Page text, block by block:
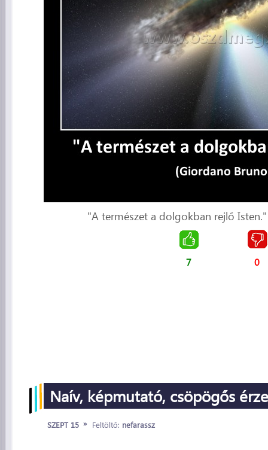
"A természet a dolgokban rejlő
7 0
Naív, képmutató, csöpögős
SZEPT 15 » Feltöltő: nefarassz